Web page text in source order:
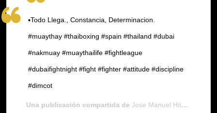
▪Todo Llega., Constancia, Determinacion.
#muaythay #thaiboxing #spain #thailand #dubai
#nakmuay #muaythailife #fightleague
#dubaifightnight #fight #fighter #attitude #discipline
#dimcot
Una publicación compartida de Jose Manuel Hita Rodriguez